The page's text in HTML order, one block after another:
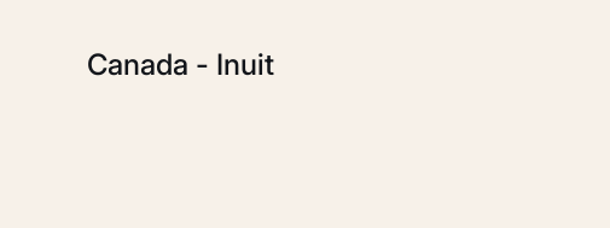
Canada - Inuit